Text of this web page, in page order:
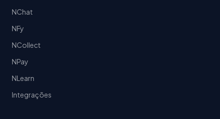
NChat
NFy
NCollect
NPay
NLearn
Integrações